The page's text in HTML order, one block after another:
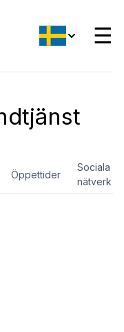
☰
Öppettider
Sociala
nätverk